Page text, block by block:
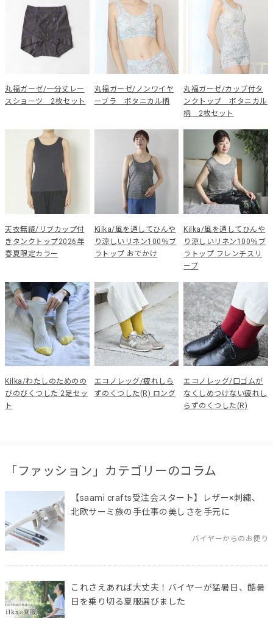
丸福ガーゼ/一分丈レー
スショーツ 2枚セット
丸福ガーゼ/ノンワイヤ
ーブラ ボタニカル柄
丸福ガーゼ/カップ付タ
ンクトップ ボタニカル
柄 2枚セット
天衣無縫/リブカップ付
きタンクトップ2026年
春夏限定カラー
Kilka/風を通してひんや
り涼しいリネン100％ブ
ラトップ おでかけ
Kilka/風を通してひんや
り涼しいリネン100％ブ
ラトップ フレンチスリ
ーブ
Kilka/わたしのためのの
びのびくつした 2足セッ
ト
エコノレッグ/疲れしら
ずのくつした(R) ロング
エコノレッグ/口ゴムが
なくしめつけない疲れし
らずのくつした(R)
「ファッション」カテゴリーのコラム
【saami crafts受注会スタート】レザー×刺繍、
北欧サーミ族の手仕事の美しさを手元に
バイヤーからのお便り
これさえあれば大丈夫！バイヤーが猛暑日、酷暑
日を乗り切る夏服選びました